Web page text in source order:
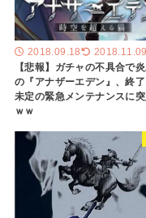
2018.09.18 2018.11.09
【悲報】ガチャの不具合で
の『アナザーエデン』、終
未定の緊急メンテナンスに
ｗｗ